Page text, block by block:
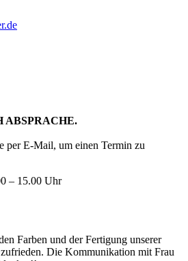
ABSPRACHE.
per E-Mail, um einen Termin zu
– 15.00 Uhr
Farben und der Fertigung unserer
Die Kommunikation mit Frau